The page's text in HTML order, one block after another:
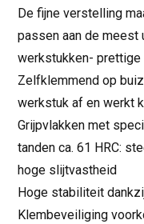
De fijne verstelling
passen aan de meest
werkstukken- prettige
Zelfklemmend op
werkstuk af en werkt
Grijpvlakken met
tanden ca. 61 HRC:
hoge slijtvastheid
Hoge stabiliteit
Klembeveiliging